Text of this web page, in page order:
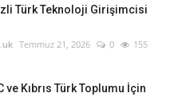
Türk Teknoloji Girişimcisi
Temmuz 21, 2026 0 155
ve Kıbrıs Türk Toplumu İçin